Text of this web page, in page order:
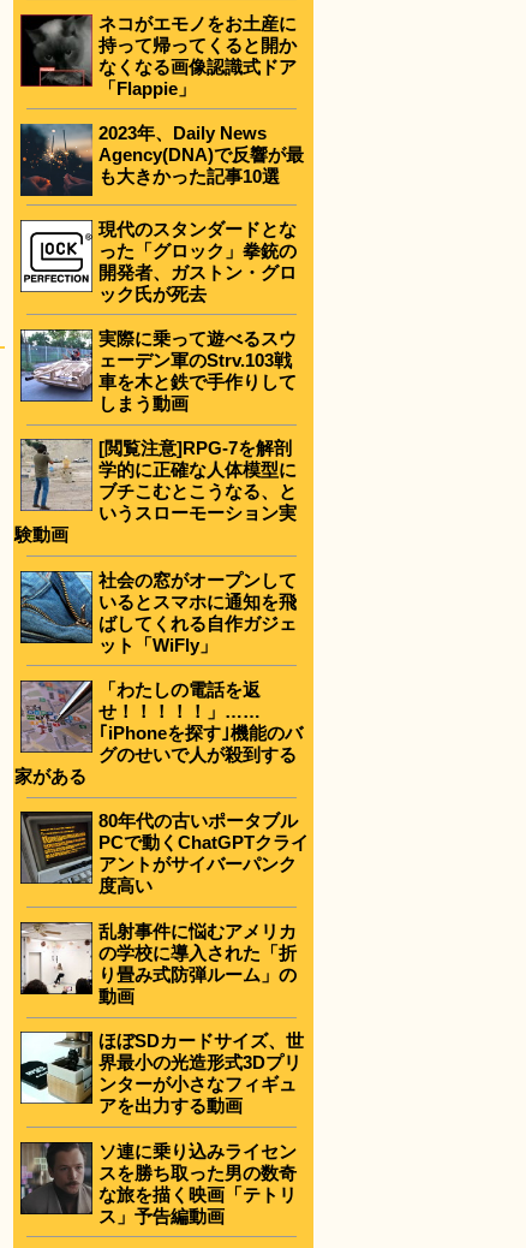
ネコがエモノをお土産に
持って帰ってくると開か
なくなる画像認識式ドア
「Flappie」
2023年、Daily News
Agency(DNA)で反響が最
も大きかった記事10選
現代のスタンダードとな
った「グロック」拳銃の
開発者、ガストン・グロ
ック氏が死去
実際に乗って遊べるスウ
ェーデン軍のStrv.103戦
車を木と鉄で手作りして
しまう動画
[閲覧注意]RPG-7を解剖
学的に正確な人体模型に
ブチこむとこうなる、と
いうスローモーション実
験動画
社会の窓がオープンして
いるとスマホに通知を飛
ばしてくれる自作ガジェ
ット「WiFly」
「わたしの電話を返
せ！！！！！」……
｢iPhoneを探す｣機能のバ
グのせいで人が殺到する
家がある
80年代の古いポータブル
PCで動くChatGPTクライ
アントがサイバーパンク
度高い
乱射事件に悩むアメリカ
の学校に導入された「折
り畳み式防弾ルーム」の
動画
ほぼSDカードサイズ、世
界最小の光造形式3Dプリ
ンターが小さなフィギュ
アを出力する動画
ソ連に乗り込みライセン
スを勝ち取った男の数奇
な旅を描く映画「テトリ
ス」予告編動画